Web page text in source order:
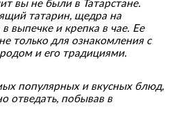
вы не были в Татарстане.
татарин, щедра на
выпечке и крепка в чае. Ее
только для ознакомления с
и его традициями.
популярных и вкусных блюд,
отведать, побывав в